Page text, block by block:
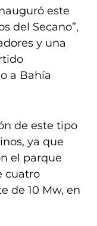
este
del Secano”,
y una
a Bahía
de este tipo
ya que
el parque
cuatro
de 10 Mw, en